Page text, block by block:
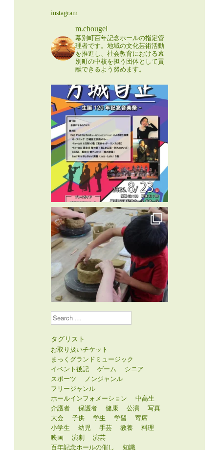
instagram
m.chougei
幕別町百年記念ホールの指定管
理者です。地域の文化芸術活動
を推進し、社会教育における幕
別町の中核を担う団体として貢
献できるよう努めます。
Search
タグリスト
お取り扱いチケット
まっくグランドミュージック
イベント後記
ゲーム
シニア
スポーツ
ノンジャンル
フリージャンル
ホールインフォメーション
中高生
介護者
保護者 健康 公演
写真
大会
子供 学生 学習
寄席
小学生
幼児 手芸 教養
料理
映画
演劇
演芸
百年記念ホールの催し
知識